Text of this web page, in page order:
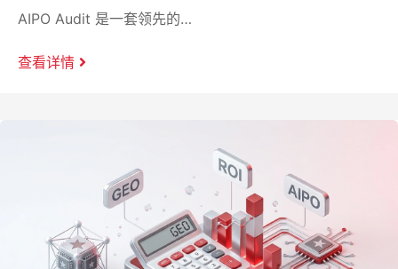
AIPO Audit 是一套领先的…
查看详情